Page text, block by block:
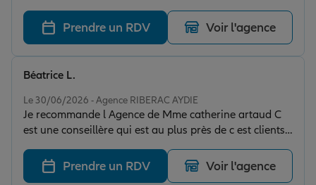
Prendre un RDV Voir l'agence
Le 30/06/2026 - Agence RIBERAC AYDIE
Je recommande l Agence de Mme catherine artaud C
est une conseillère qui est au plus près de c est clients,
Tres réactive au mails qu'on lui transmet pour une
question ou autre ou par téléphone C'est rare a l heure
actuel Je vous recommande cete agence
Béatrice L.
Prendre un RDV Voir l'agence